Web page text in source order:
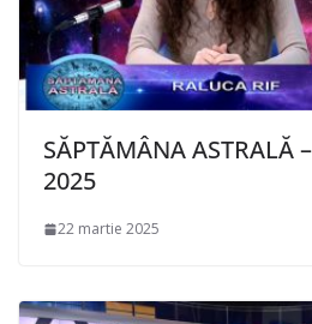
SĂPTĂMÂNA ASTRALĂ
2025
22 martie 2025